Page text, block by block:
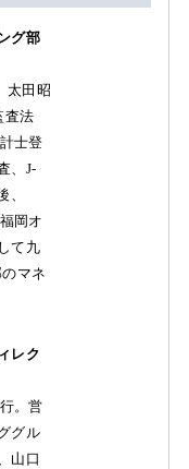
グ部
太田昭
査法
士登
、J-
、
岡オ
て九
マネ
レク
。営
グル
山口